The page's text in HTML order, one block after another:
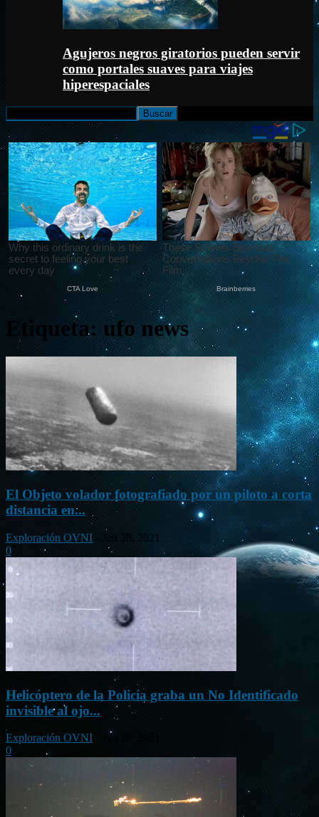
Agujeros negros giratorios pueden servir
como portales suaves para viajes
hiperespaciales
Etiqueta: ufo news
El Objeto volador fotografiado por un piloto a corta
distancia en...
Exploración OVNI
Jun 28, 2021
0
Helicóptero de la Policía graba un No Identificado
invisible al ojo...
Exploración OVNI
Jun 26, 2021
0